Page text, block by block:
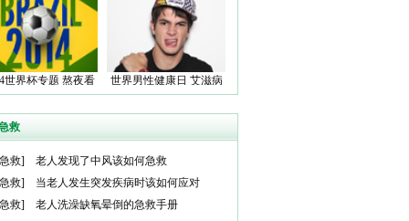
世界杯专题 熬夜看
球全攻略
世界男性健康日 艾滋病
可防不可怕
救
救]
老人发现了中风该如何急救
救]
当老人发生突发疾病时该如何应对
救]
老人洗澡缺氧晕倒的急救手册